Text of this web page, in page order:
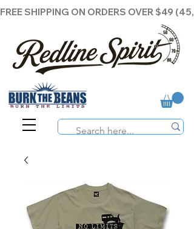
FREE SHIPPING ON ORDERS OVER $49